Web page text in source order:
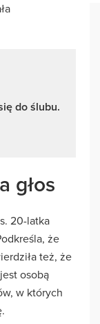
do ślubu.
głos
20-latka
że
też, że
osobą
w których